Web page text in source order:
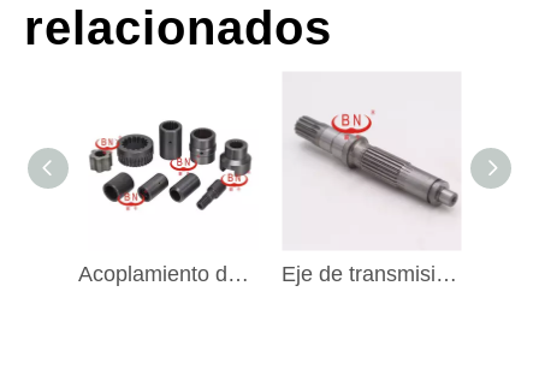
relacionados
Acoplamiento del eje del motor del engranaje hidráulico de la excavadora BN Eje de transmisión del motor de desplazamiento TZ500D2002-00 para Komatsu PC60-7